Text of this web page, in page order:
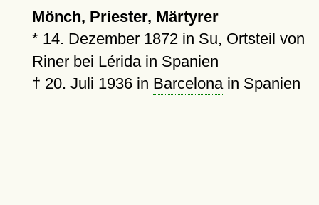
Mönch, Priester, Märtyrer
* 14. Dezember 1872in Su, Ortsteil von
Riner bei Lérida in Spanien
† 20. Juli 1936in Barcelonain Spanien